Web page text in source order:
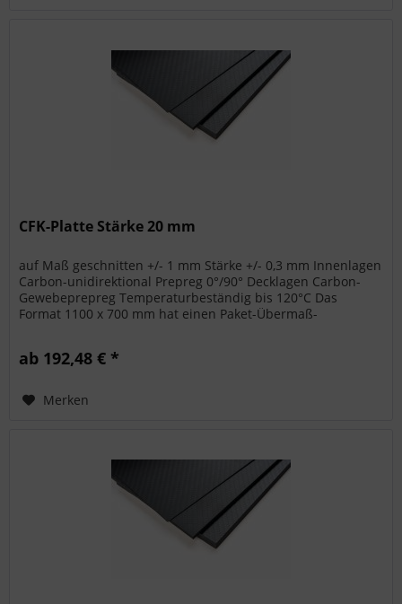
CFK-Platte Stärke 20 mm
auf Maß geschnitten +/- 1 mm Stärke +/- 0,3 mm Innenlagen
Carbon-unidirektional Prepreg 0°/90° Decklagen Carbon-
Gewebeprepreg Temperaturbeständig bis 120°C Das
Format 1100 x 700 mm hat einen Paket-Übermaß-
ab 192,48 € *
Merken